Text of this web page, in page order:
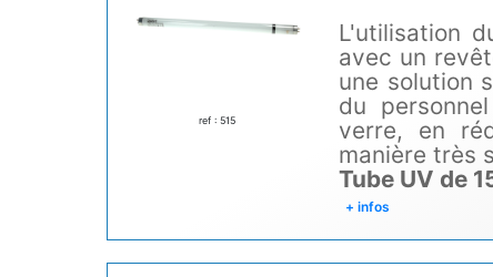
ref : 515
L'utilisation
avec un
une solution
du
verre, en
manière très
Tube UV de
+ infos